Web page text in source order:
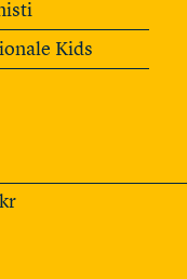
Kids